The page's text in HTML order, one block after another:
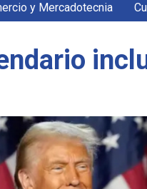
y Mercadotecnia